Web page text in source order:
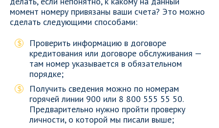
момент номеру привязаны ваши счета? Это можно
сделать следующими способами:
Проверить информацию в договоре
кредитования или договоре обслуживания —
там номер указывается в обязательном
порядке;
Получить сведения можно по номерам
горячей линии 900 или 8 800 555 55 50.
Предварительно нужно пройти проверку
личности, о которой мы писали выше;